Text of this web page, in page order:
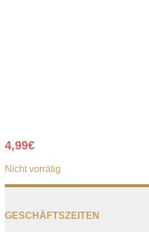
4,99€
Nicht vorrätig
GESCHÄFTSZEITEN